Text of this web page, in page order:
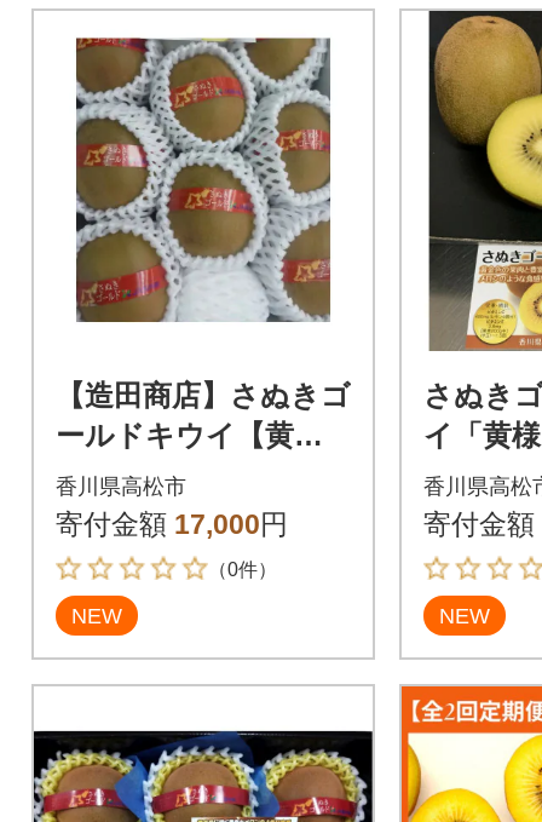
【造田商店】さぬきゴ
ールドキウイ【黄
様】7～9個入り 約1.2
kg×1箱【化粧箱入
り】
香川県高松市
寄付金額 17,000円
（0件）
NEW
さぬき
イ「黄
り
香川県高松
寄付金額
NEW